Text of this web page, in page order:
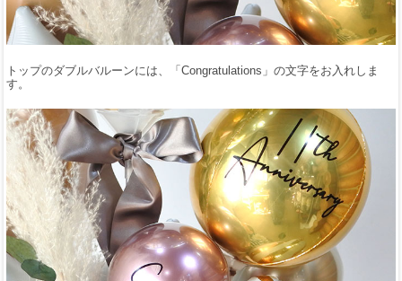
トップのダブルバルーンには、「Congratulations」の文字をお入れしま
す。